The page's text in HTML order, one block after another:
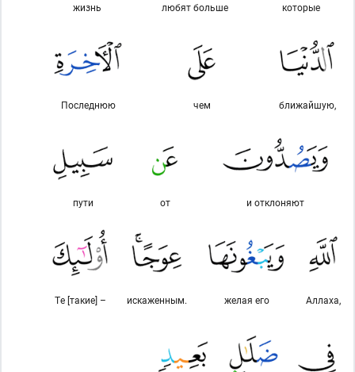
которые
любят больше
жизнь
ближайшую,
чем
Последнюю
и отклоняют
от
пути
Аллаха,
желая его
искаженным.
Те [такие] –